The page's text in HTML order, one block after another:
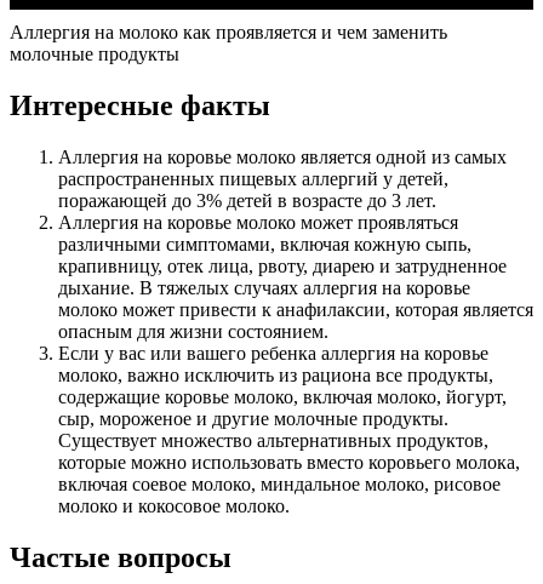
Аллергия на молоко как проявляется и чем заменить
молочные продукты
Интересные факты
Аллергия на коровье молоко является одной из самых
распространенных пищевых аллергий у детей,
поражающей до 3% детей в возрасте до 3 лет.
Аллергия на коровье молоко может проявляться
различными симптомами, включая кожную сыпь,
крапивницу, отек лица, рвоту, диарею и затрудненное
дыхание. В тяжелых случаях аллергия на коровье
молоко может привести к анафилаксии, которая является
опасным для жизни состоянием.
Если у вас или вашего ребенка аллергия на коровье
молоко, важно исключить из рациона все продукты,
содержащие коровье молоко, включая молоко, йогурт,
сыр, мороженое и другие молочные продукты.
Существует множество альтернативных продуктов,
которые можно использовать вместо коровьего молока,
включая соевое молоко, миндальное молоко, рисовое
молоко и кокосовое молоко.
Частые вопросы